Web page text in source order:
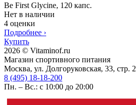
Be First Glycine, 120 капс.
Нет в наличии
4 оценки
Подробнее ›
Купить
2026 © Vitaminof.ru
Магазин спортивного питания
Москва, ул. Долгоруковская, 33, стр. 2
8 (495) 18-18-200
Пн. – Вс.: с 10:00 до 20:00